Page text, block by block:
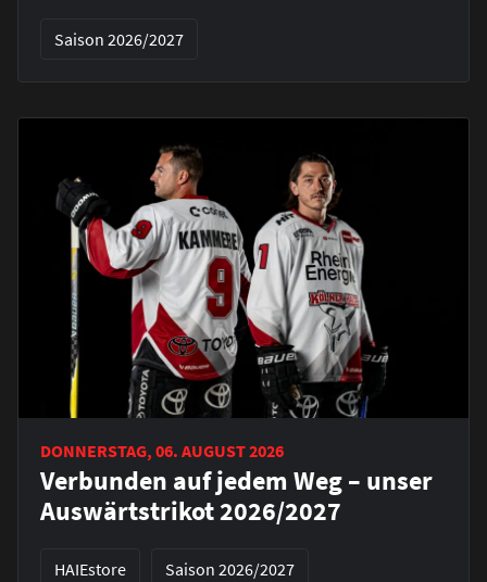
Saison 2026/2027
DONNERSTAG, 06. AUGUST 2026
Verbunden auf jedem Weg – unser
Auswärtstrikot 2026/2027
HAIEstore Saison 2026/2027